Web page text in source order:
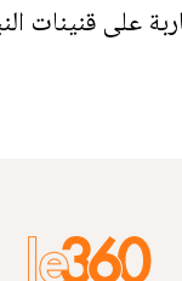
على قنينات